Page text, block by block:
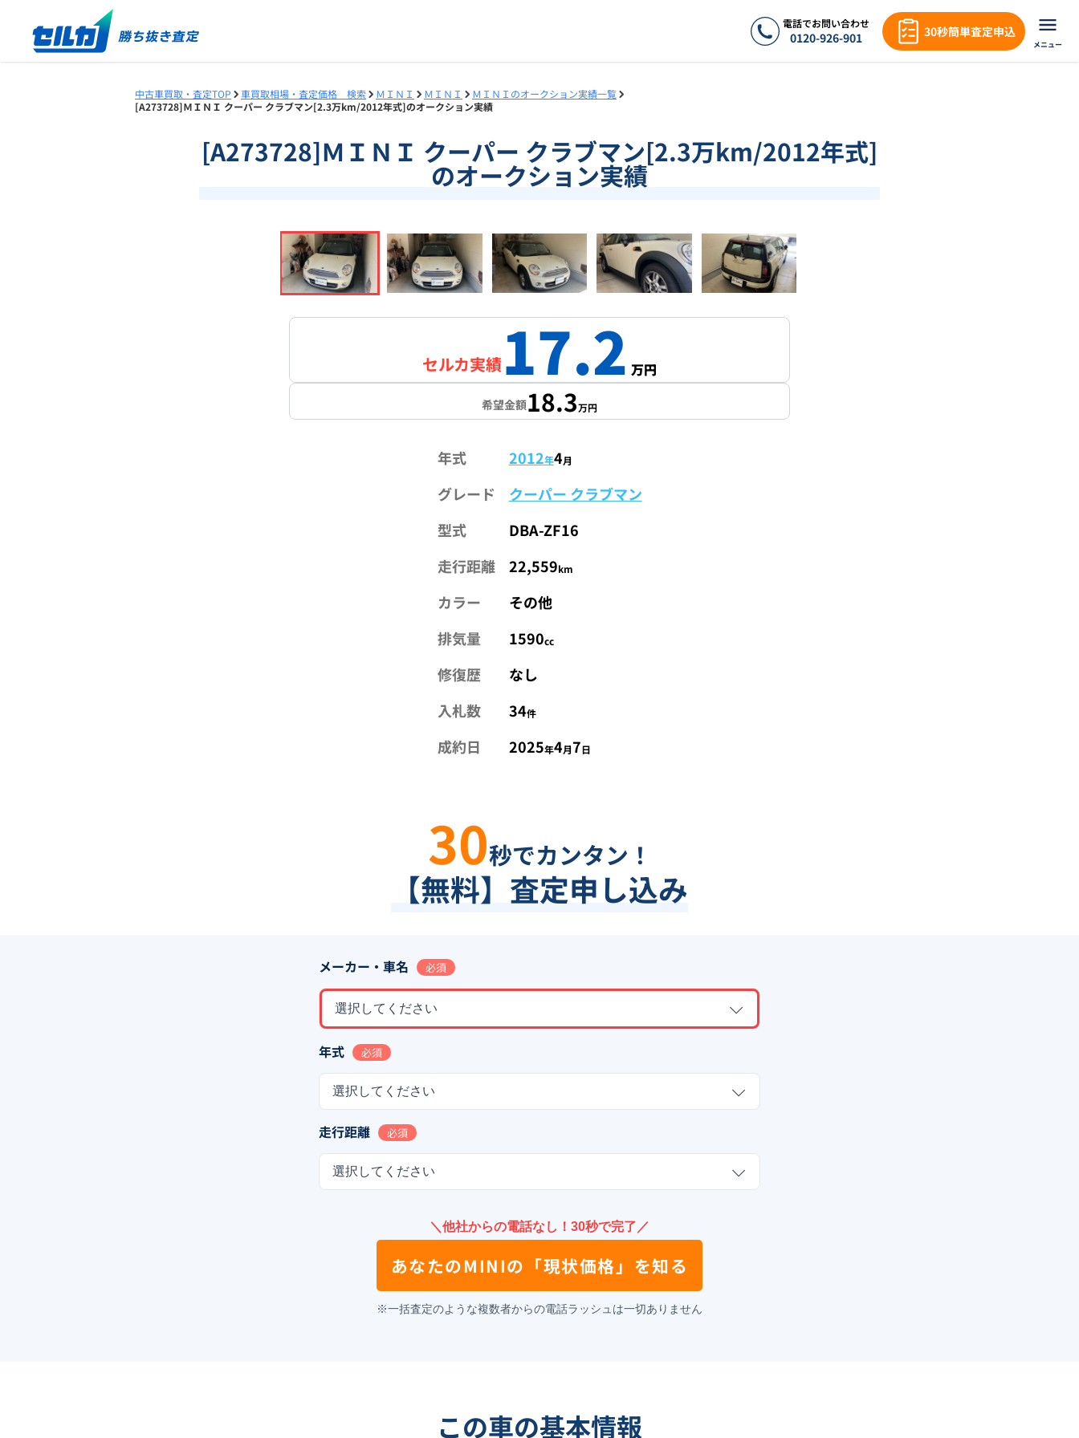
電話でお問い合わせ
0120-926-901 30秒簡単査定申込
メニュー
中古車買取・査定TOP 車買取相場・査定価格 検索 ＭＩＮＩ ＭＩＮＩ
ＭＩＮＩのオークション実績一覧
[A273728]ＭＩＮＩ クーパー クラブマン[2.3万km/2012年式]のオークション実績
[A273728]ＭＩＮＩ クーパー クラブマン[2.3万km/2012年式]
のオークション実績
1/18
セルカ実績17.2 万円
希望金額18.3万円
年式 2012年4月
グレード
クーパー クラブマン
型式
DBA-ZF16
走行距離
22,559km
カラー
その他
排気量
1590cc
修復歴
なし
入札数
34件
成約日 2025年4月7日
30秒でカンタン！
【無料】査定申し込み
メーカー・車名 必須
選択してください
年式 必須
選択してください
走行距離 必須
選択してください
＼他社からの電話なし！30秒で完了／
あなたのMINIの 「現状価格」を知る
※一括査定のような複数者からの電話ラッシュは一切ありません
この車の基本情報